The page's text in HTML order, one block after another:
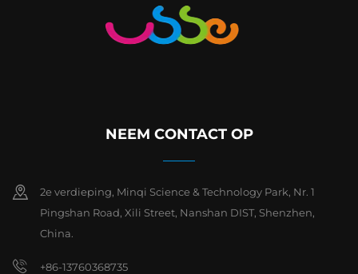
NEEM CONTACT OP
2e verdieping, Minqi Science & Technology Park, Nr. 1
Pingshan Road, Xili Street, Nanshan DIST, Shenzhen,
China.
+86-13760368735